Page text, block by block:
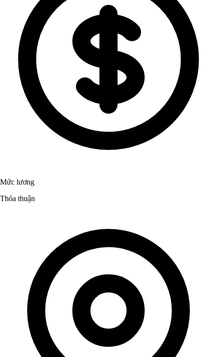
Mức lương
Thỏa thuận